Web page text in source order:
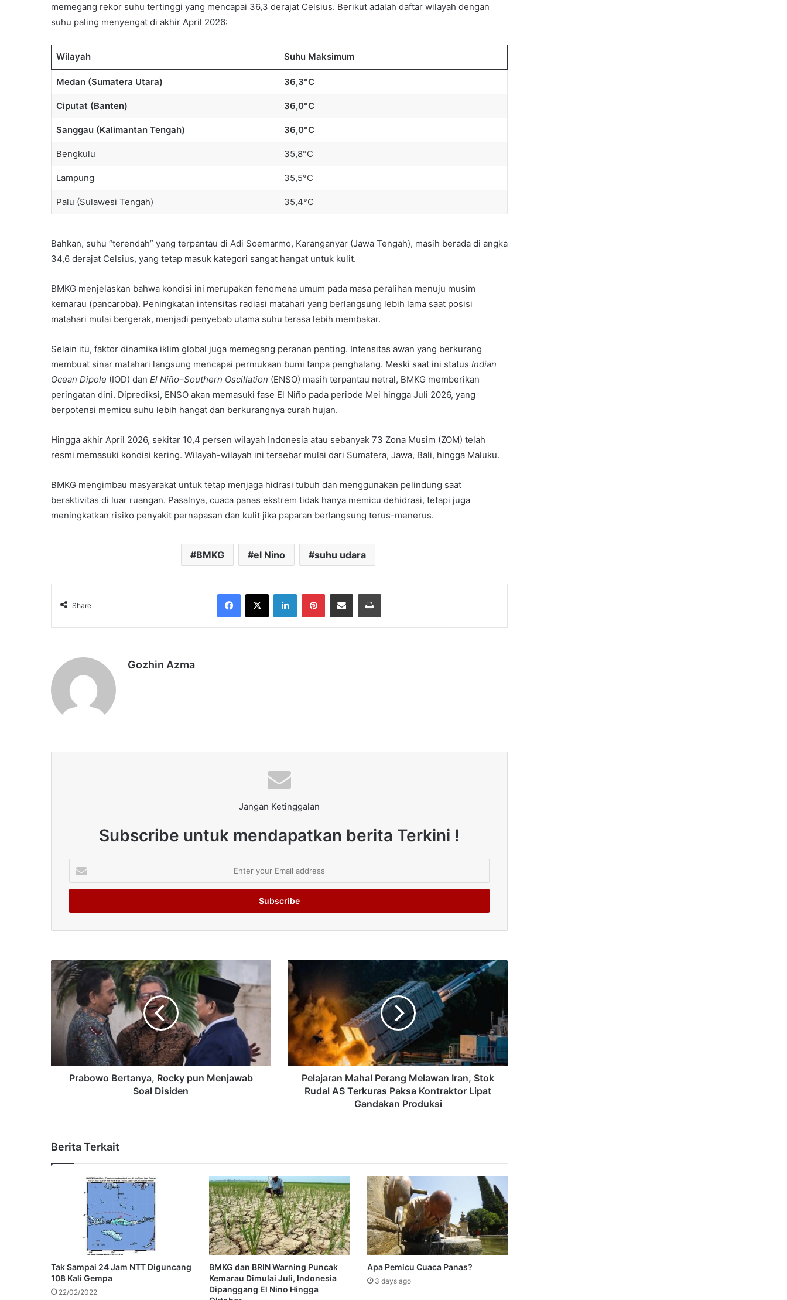
memegang rekor suhu tertinggi yang mencapai 36,3 derajat Celsius. Berikut adalah daftar wilayah dengan
suhu paling menyengat di akhir April 2026:
Wilayah Suhu Maksimum
Medan (Sumatera Utara) 36,3°C
Ciputat (Banten) 36,0°C
Sanggau (Kalimantan Tengah) 36,0°C
Bengkulu 35,8°C
Lampung 35,5°C
Palu (Sulawesi Tengah) 35,4°C
Bahkan, suhu “terendah” yang terpantau di Adi Soemarmo, Karanganyar (Jawa Tengah), masih berada di angka
34,6 derajat Celsius, yang tetap masuk kategori sangat hangat untuk kulit.
BMKG menjelaskan bahwa kondisi ini merupakan fenomena umum pada masa peralihan menuju musim
kemarau (pancaroba). Peningkatan intensitas radiasi matahari yang berlangsung lebih lama saat posisi
matahari mulai bergerak, menjadi penyebab utama suhu terasa lebih membakar.
Selain itu, faktor dinamika iklim global juga memegang peranan penting. Intensitas awan yang berkurang
membuat sinar matahari langsung mencapai permukaan bumi tanpa penghalang. Meski saat ini status Indian
Ocean Dipole (IOD) dan El Niño–Southern Oscillation (ENSO) masih terpantau netral, BMKG memberikan
peringatan dini. Diprediksi, ENSO akan memasuki fase El Niño pada periode Mei hingga Juli 2026, yang
berpotensi memicu suhu lebih hangat dan berkurangnya curah hujan.
Hingga akhir April 2026, sekitar 10,4 persen wilayah Indonesia atau sebanyak 73 Zona Musim (ZOM) telah
resmi memasuki kondisi kering. Wilayah-wilayah ini tersebar mulai dari Sumatera, Jawa, Bali, hingga Maluku.
BMKG mengimbau masyarakat untuk tetap menjaga hidrasi tubuh dan menggunakan pelindung saat
beraktivitas di luar ruangan. Pasalnya, cuaca panas ekstrem tidak hanya memicu dehidrasi, tetapi juga
meningkatkan risiko penyakit pernapasan dan kulit jika paparan berlangsung terus-menerus.
BMKG el Nino suhu udara
Share
Facebook
X LinkedInPinterestShare via Email Print
Gozhin Azma
Jangan Ketinggalan
Subscribe untuk mendapatkan berita Terkini !
your
Email
Prabowo Bertanya, Rocky pun Menjawab
Soal Disiden
Pelajaran Mahal Perang Melawan Iran, Stok
Rudal AS Terkuras Paksa Kontraktor Lipat
Gandakan Produksi
Berita Terkait
Tak Sampai 24 Jam NTT Diguncang
108 Kali Gempa
22/02/2022
BMKG dan BRIN Warning Puncak
Kemarau Dimulai Juli, Indonesia
Dipanggang El Nino Hingga
Apa Pemicu Cuaca Panas?
3 days ago